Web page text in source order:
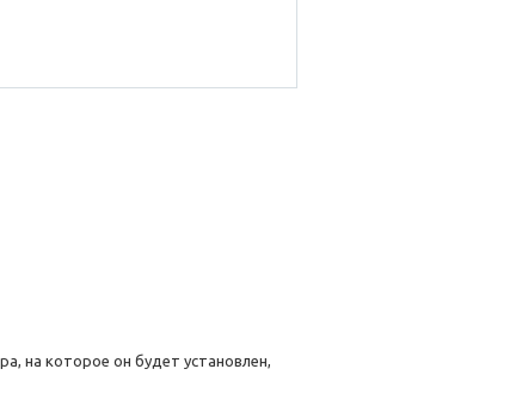
на которое он будет установлен,